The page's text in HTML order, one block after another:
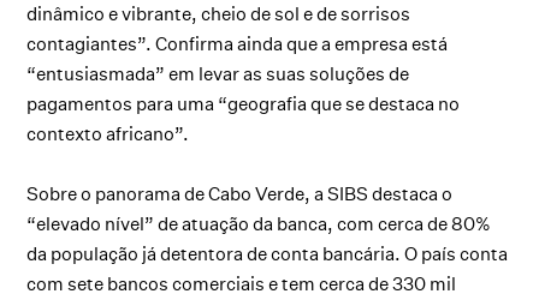
dinâmico e vibrante, cheio de sol e de sorrisos
contagiantes”. Confirma ainda que a empresa está
“entusiasmada” em levar as suas soluções de
pagamentos para uma “geografia que se destaca no
contexto africano”.
Sobre o panorama de Cabo Verde, a SIBS destaca o
“elevado nível” de atuação da banca, com cerca de 80%
da população já detentora de conta bancária. O país conta
com sete bancos comerciais e tem cerca de 330 mil